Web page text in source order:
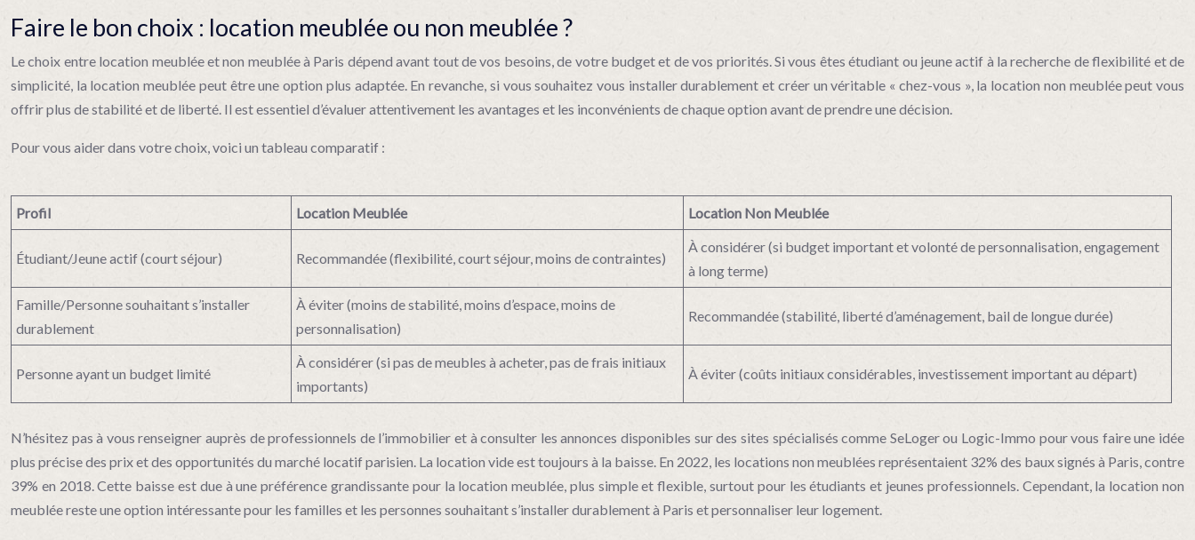
Faire le bon choix : location meublée ou non meublée ?
Le choix entre location meublée et non meublée à Paris dépend avant tout de vos besoins, de votre budget et de vos priorités. Si vous êtes étudiant ou jeune actif à la recherche de flexibilité et de
simplicité, la location meublée peut être une option plus adaptée. En revanche, si vous souhaitez vous installer durablement et créer un véritable « chez-vous », la location non meublée peut vous
offrir plus de stabilité et de liberté. Il est essentiel d’évaluer attentivement les avantages et les inconvénients de chaque option avant de prendre une décision.
Pour vous aider dans votre choix, voici un tableau comparatif :
Profil Location Meublée Location Non Meublée
Étudiant/Jeune actif (court séjour) Recommandée (flexibilité, court séjour, moins de contraintes)
À considérer (si budget important et volonté de personnalisation, engagement
à long terme)
Famille/Personne souhaitant s’installer
durablement
À éviter (moins de stabilité, moins d’espace, moins de
personnalisation)
Recommandée (stabilité, liberté d’aménagement, bail de longue durée)
Personne ayant un budget limité
À considérer (si pas de meubles à acheter, pas de frais initiaux
importants)
À éviter (coûts initiaux considérables, investissement important au départ)
N’hésitez pas à vous renseigner auprès de professionnels de l’immobilier et à consulter les annonces disponibles sur des sites spécialisés comme SeLoger ou Logic-Immo pour vous faire une idée
plus précise des prix et des opportunités du marché locatif parisien. La location vide est toujours à la baisse. En 2022, les locations non meublées représentaient 32% des baux signés à Paris, contre
39% en 2018. Cette baisse est due à une préférence grandissante pour la location meublée, plus simple et flexible, surtout pour les étudiants et jeunes professionnels. Cependant, la location non
meublée reste une option intéressante pour les familles et les personnes souhaitant s’installer durablement à Paris et personnaliser leur logement.